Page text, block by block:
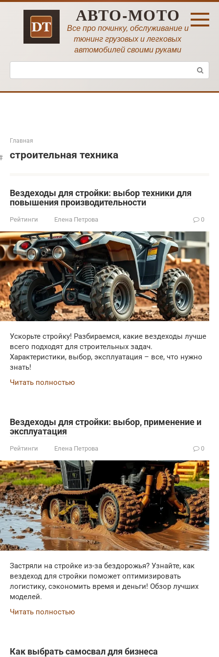
Перейти
АВТО-МОТО
Все про починку, обслуживание и
тюнинг грузовых и легковых
автомобилей своими руками
Поиск:
Главная
строительная техника
Вездеходы для стройки: выбор техники для
повышения производительности
Рейтинги Елена Петрова 0
Ускорьте стройку! Разбираемся, какие вездеходы лучше
всего подходят для строительных задач.
Характеристики, выбор, эксплуатация – все, что нужно
знать!
Читать полностью
Вездеходы для стройки: выбор, применение и
эксплуатация
Рейтинги Елена Петрова 0
Застряли на стройке из-за бездорожья? Узнайте, как
вездеход для стройки поможет оптимизировать
логистику, сэкономить время и деньги! Обзор лучших
моделей.
Читать полностью
Как выбрать самосвал для бизнеса